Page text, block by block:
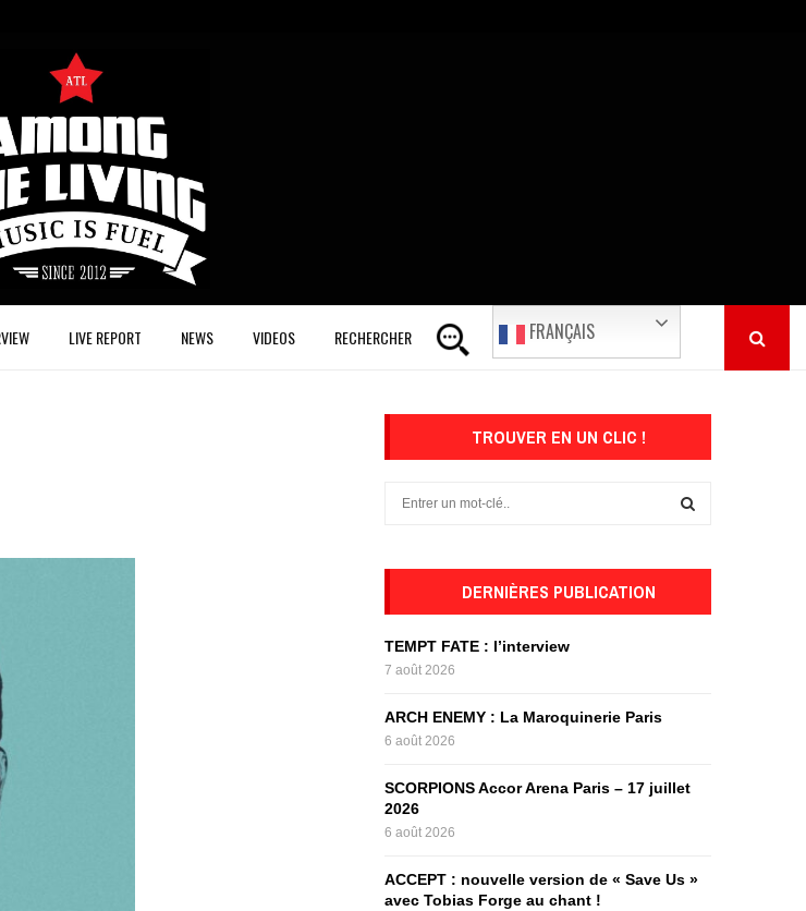
LIVE REPORT NEWS VIDEOS RECHERCHER FRANÇAIS
TROUVER EN UN CLIC !
o
r
DERNIÈRES PUBLICATION
TEMPT FATE : l’interview
7 août 2026
ARCH ENEMY : La Maroquinerie Paris
6 août 2026
SCORPIONS Accor Arena Paris – 17 juillet
2026
6 août 2026
ACCEPT : nouvelle version de « Save Us »
avec Tobias Forge au chant !